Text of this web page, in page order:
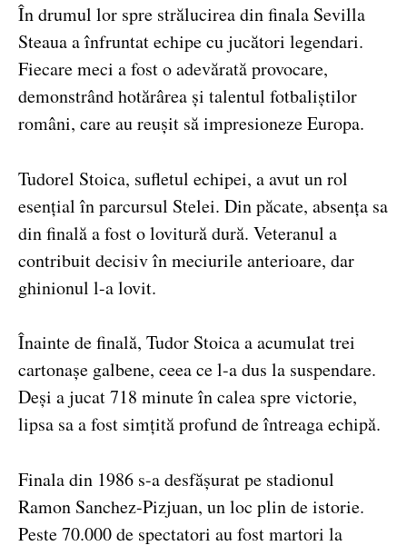
În drumul lor spre strălucirea din finala Sevilla
Steaua a înfruntat echipe cu jucători legendari.
Fiecare meci a fost o adevărată provocare,
demonstrând hotărârea și talentul fotbaliștilor
români, care au reușit să impresioneze Europa.
Tudorel Stoica, sufletul echipei, a avut un rol
esențial în parcursul Stelei. Din păcate, absența sa
din finală a fost o lovitură dură. Veteranul a
contribuit decisiv în meciurile anterioare, dar
ghinionul l-a lovit.
Înainte de finală, Tudor Stoica a acumulat trei
cartonașe galbene, ceea ce l-a dus la suspendare.
Deși a jucat 718 minute în calea spre victorie,
lipsa sa a fost simțită profund de întreaga echipă.
Finala din 1986 s-a desfășurat pe stadionul
Ramon Sanchez-Pizjuan, un loc plin de istorie.
Peste 70.000 de spectatori au fost martori la